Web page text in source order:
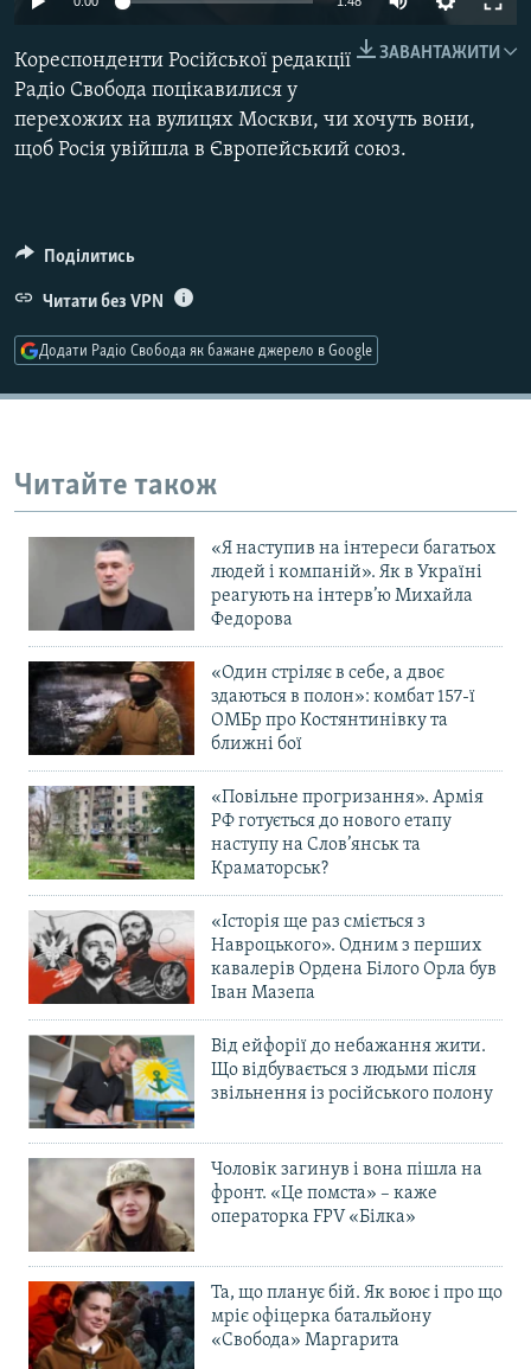
ФОТО
СПЕЦПРОЄКТИ
ПОДКАСТИ
РУС
УКР
КТАТ
ДОЛУЧАЙСЯ!
Усі сайти RFE/RL
ЗАВАНТАЖИТИ
Кореспонденти Російської редакції
Радіо Свобода поцікавилися у
перехожих на вулицях Москви, чи хочуть вони,
щоб Росія увійшла в Європейський союз.
Поділитись
Читати без VPN
Додати Радіо Свобода як бажане джерело в Google
Читайте також
«Я наступив на інтереси багатьох
людей і компаній». Як в Україні
реагують на інтерв’ю Михайла
Федорова
«Один стріляє в себе, а двоє
здаються в полон»: комбат 157-ї
ОМБр про Костянтинівку та
ближні бої
«Повільне прогризання». Армія
РФ готується до нового етапу
наступу на Слов’янськ та
Краматорськ?
«Історія ще раз сміється з
Навроцького». Одним з перших
кавалерів Ордена Білого Орла був
Іван Мазепа
Від ейфорії до небажання жити.
Що відбувається з людьми після
звільнення із російського полону
Чоловік загинув і вона пішла на
фронт. «Це помста» – каже
операторка FPV «Білка»
Та, що планує бій. Як воює і про що
мріє офіцерка батальйону
«Свобода» Маргарита